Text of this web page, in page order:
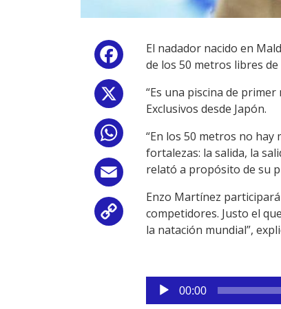
Facebook
WhatsApp
Email
Copy
El nadador nacido en
de los 50 metros libres
“Es una piscina de
Exclusivos desde Japón.
“En los 50 metros no
fortalezas: la salida, la
relató a propósito de su
Enzo Martínez
competidores. Justo el
la natación mundial”,
Reproductor
de
00:00